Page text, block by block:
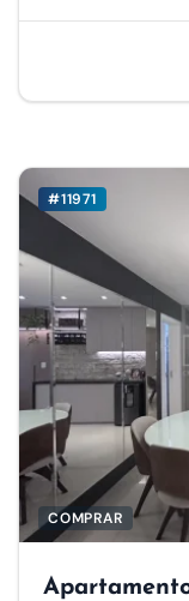
#11971
COMPRAR